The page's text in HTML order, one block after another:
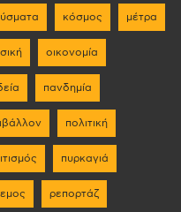
κόσμος μέτρα
οικονομία
πανδημία
πολιτική
πυρκαγιά
ρεπορτάζ